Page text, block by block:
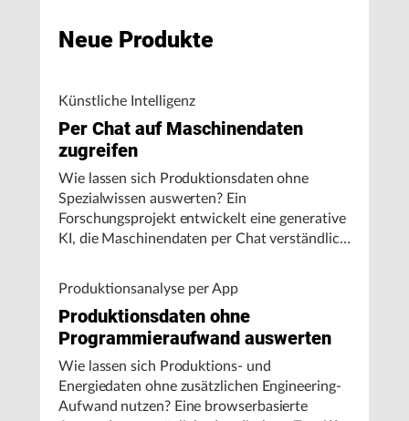
Neue Produkte
Künstliche Intelligenz
Per Chat auf Maschinendaten
zugreifen
Wie lassen sich Produktionsdaten ohne
Spezialwissen auswerten? Ein
Forschungsprojekt entwickelt eine generative
KI, die Maschinendaten per Chat verständlich
Produktionsanalyse per App
Produktionsdaten ohne
Programmieraufwand auswerten
Wie lassen sich Produktions- und
Energiedaten ohne zusätzlichen Engineering-
Aufwand nutzen? Eine browserbasierte